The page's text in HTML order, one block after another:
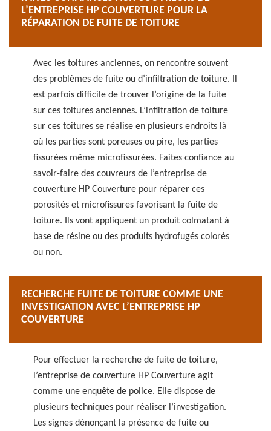
L’ENTREPRISE HP COUVERTURE POUR LA
RÉPARATION DE FUITE DE TOITURE
Avec les toitures anciennes, on rencontre souvent
des problèmes de fuite ou d’infiltration de toiture. Il
est parfois difficile de trouver l’origine de la fuite
sur ces toitures anciennes. L’infiltration de toiture
sur ces toitures se réalise en plusieurs endroits là
où les parties sont poreuses ou pire, les parties
fissurées même microfissurées. Faites confiance au
savoir-faire des couvreurs de l’entreprise de
couverture HP Couverture pour réparer ces
porosités et microfissures favorisant la fuite de
toiture. Ils vont appliquent un produit colmatant à
base de résine ou des produits hydrofugés colorés
ou non.
RECHERCHE FUITE DE TOITURE COMME UNE
INVESTIGATION AVEC L’ENTREPRISE HP
COUVERTURE
Pour effectuer la recherche de fuite de toiture,
l’entreprise de couverture HP Couverture agit
comme une enquête de police. Elle dispose de
plusieurs techniques pour réaliser l’investigation.
Les signes dénonçant la présence de fuite ou